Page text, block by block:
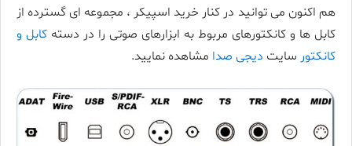
هم اکنون می توانید در کنار خرید اسپیکر ، مجموعه­ ای گسترده از
کابل ها و کانکتورهای مربوط به ابزارهای صوتی را در دسته کابل و
کانکتور سایت دیجی صدا مشاهده نمایید.